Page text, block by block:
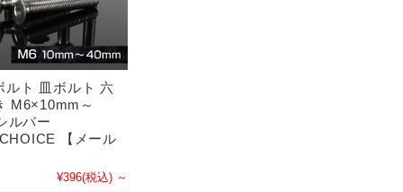
ルト 皿ボルト 六
M6×10mm～
ルバー
【メール
¥396(税込) ～